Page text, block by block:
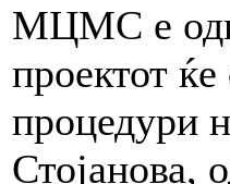
МЦМС е
проектот
процедури
Стојанова,